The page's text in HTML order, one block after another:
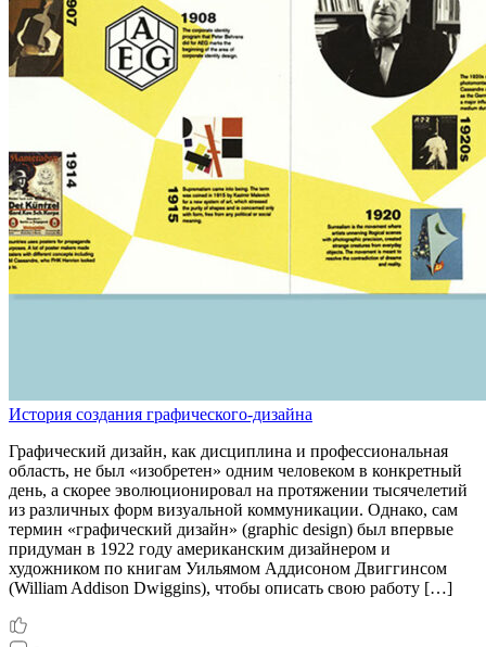
История создания графического-дизайна
Графический дизайн, как дисциплина и профессиональная
область, не был «изобретен» одним человеком в конкретный
день, а скорее эволюционировал на протяжении тысячелетий
из различных форм визуальной коммуникации. Однако, сам
термин «графический дизайн» (graphic design) был впервые
придуман в 1922 году американским дизайнером и
художником по книгам Уильямом Аддисоном Двиггинсом
(William Addison Dwiggins), чтобы описать свою работу […]